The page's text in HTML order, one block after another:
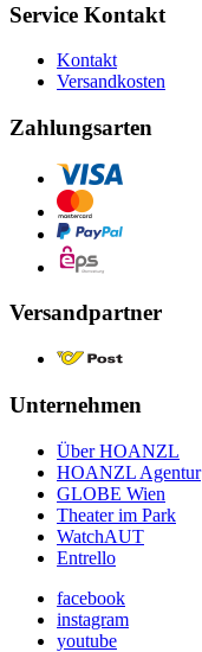
Service Kontakt
Kontakt
Versandkosten
Zahlungsarten
Versandpartner
Unternehmen
Über HOANZL
HOANZL Agentur
GLOBE Wien
Theater im Park
WatchAUT
Entrello
facebook
instagram
youtube